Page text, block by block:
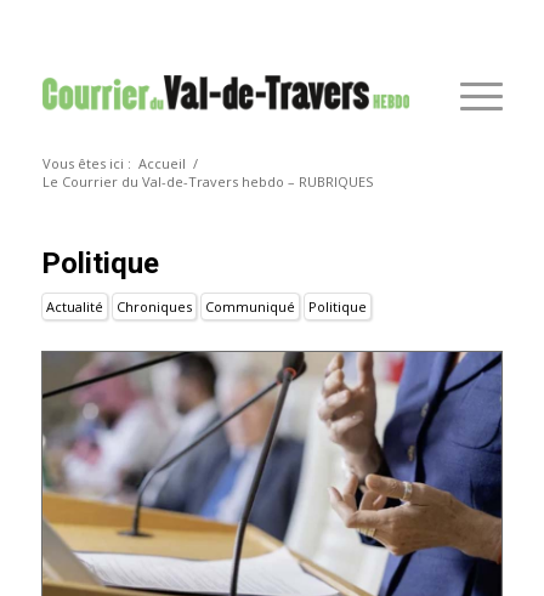
Vous êtes ici : Accueil /
Le Courrier du Val-de-Travers hebdo – RUBRIQUES
Politique
Actualité Chroniques Communiqué Politique